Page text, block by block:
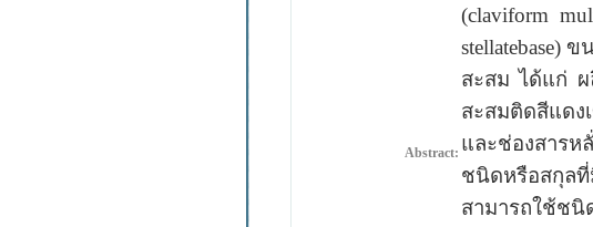
Abstract:
(claviform
stellatebase)
สะสม ได้แก่
สะสมติดสีแดง
และช่องสารห
ชนิดหรือสกุล
สามารถใช้ชนิ